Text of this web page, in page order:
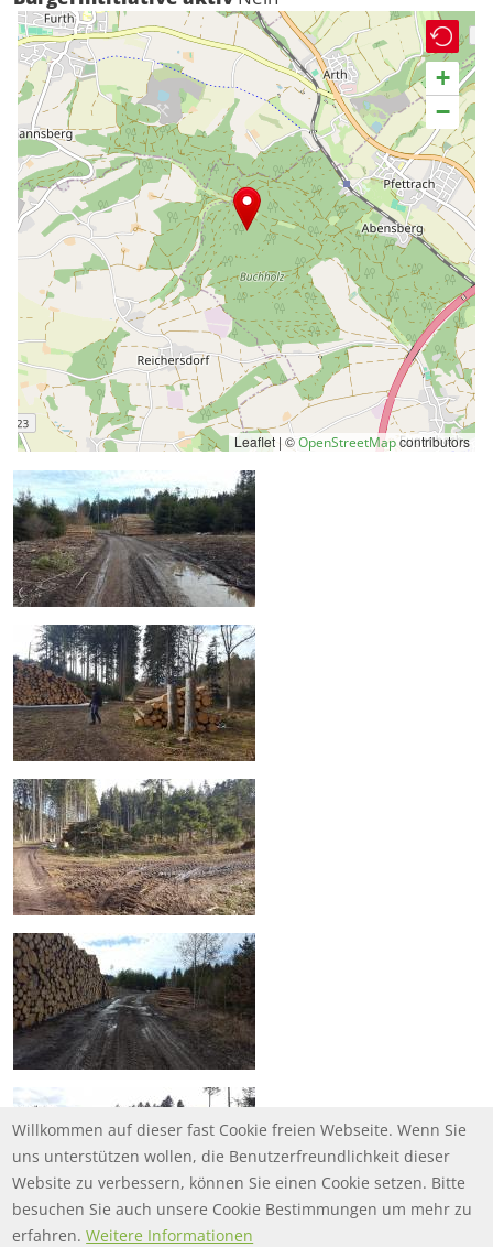
+
−
Leaflet | ©OpenStreetMapcontributors
Willkommen auf dieser fast Cookie freien Webseite. Wenn Sie
uns unterstützen wollen, die Benutzerfreundlichkeit dieser
Website zu verbessern, können Sie einen Cookie setzen. Bitte
besuchen Sie auch unsere Cookie Bestimmungen um mehr zu
erfahren. Weitere Informationen